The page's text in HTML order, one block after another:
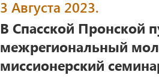
3 Августа 2023.
В Спасской Пронской
межрегиональный
миссионерский